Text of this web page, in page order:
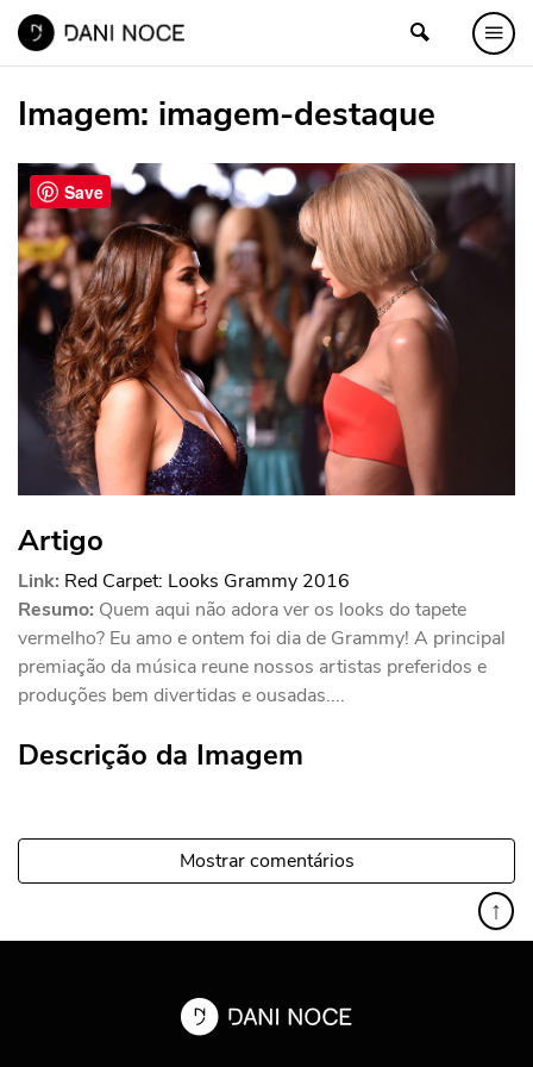
Imagem: imagem-destaque
Artigo
Link: Red Carpet: Looks Grammy 2016
Resumo: Quem aqui não adora ver os looks do tapete
vermelho? Eu amo e ontem foi dia de Grammy! A principal
premiação da música reune nossos artistas preferidos e
produções bem divertidas e ousadas....
Descrição da Imagem
Mostrar comentários
↑
Save